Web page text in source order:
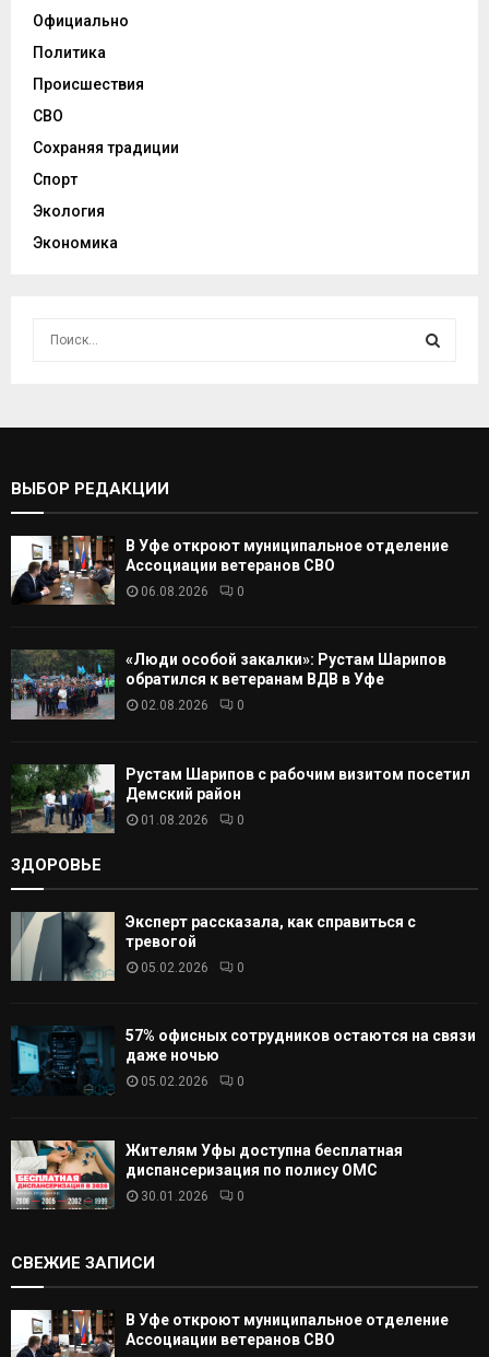
Официально
Политика
Происшествия
СВО
Сохраняя традиции
Спорт
Экология
Экономика
С
А
ВЫБОР РЕДАКЦИИ
В Уфе откроют муниципальное отделение
Ассоциации ветеранов СВО
06.08.2026 0
«Люди особой закалки»: Рустам Шарипов
обратился к ветеранам ВДВ в Уфе
02.08.2026 0
Рустам Шарипов с рабочим визитом посетил
Демский район
01.08.2026 0
ЗДОРОВЬЕ
Эксперт рассказала, как справиться с
тревогой
05.02.2026 0
57% офисных сотрудников остаются на связи
даже ночью
05.02.2026 0
Жителям Уфы доступна бесплатная
диспансеризация по полису ОМС
30.01.2026 0
СВЕЖИЕ ЗАПИСИ
В Уфе откроют муниципальное отделение
Ассоциации ветеранов СВО